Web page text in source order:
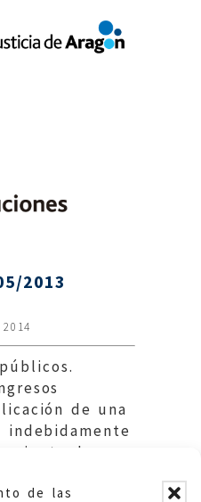
de las
2013
de una
indebidamente
de